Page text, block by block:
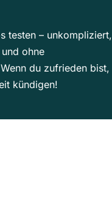
testen – unkompliziert,
ohne
du zufrieden bist,
kündigen!